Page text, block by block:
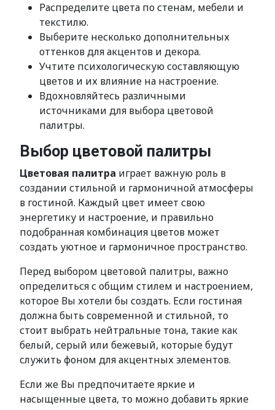
Распределите цвета по стенам, мебели и
текстилю.
Выберите несколько дополнительных
оттенков для акцентов и декора.
Учтите психологическую составляющую
цветов и их влияние на настроение.
Вдохновляйтесь различными
источниками для выбора цветовой
палитры.
Выбор цветовой палитры
Цветовая палитра играет важную роль в
создании стильной и гармоничной атмосферы
в гостиной. Каждый цвет имеет свою
энергетику и настроение, и правильно
подобранная комбинация цветов может
создать уютное и гармоничное пространство.
Перед выбором цветовой палитры, важно
определиться с общим стилем и настроением,
которое Вы хотели бы создать. Если гостиная
должна быть современной и стильной, то
стоит выбрать нейтральные тона, такие как
белый, серый или бежевый, которые будут
служить фоном для акцентных элементов.
Если же Вы предпочитаете яркие и
насыщенные цвета, то можно добавить яркие